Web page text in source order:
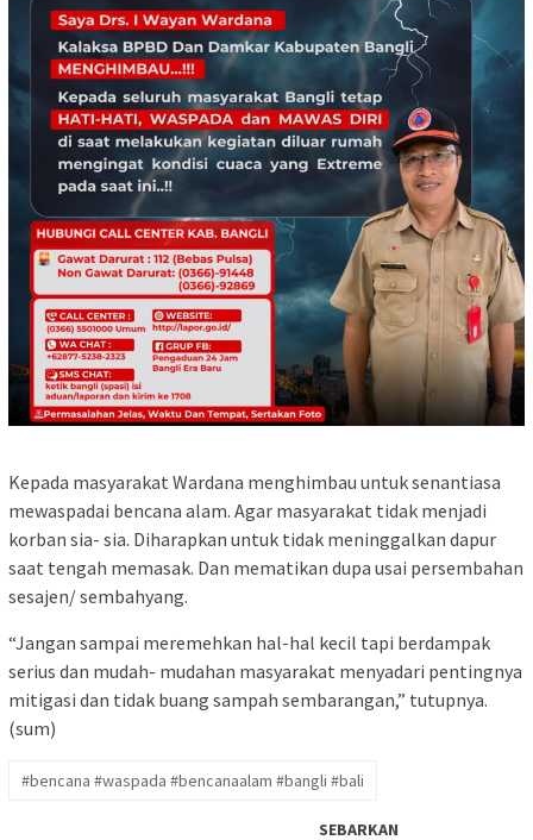
Kepada masyarakat Wardana menghimbau untuk senantiasa
mewaspadai bencana alam. Agar masyarakat tidak menjadi
korban sia- sia. Diharapkan untuk tidak meninggalkan dapur
saat tengah memasak. Dan mematikan dupa usai persembahan
sesajen/ sembahyang.
“Jangan sampai meremehkan hal-hal kecil tapi berdampak
serius dan mudah- mudahan masyarakat menyadari pentingnya
mitigasi dan tidak buang sampah sembarangan,” tutupnya.
(sum)
#bencana #waspada #bencanaalam #bangli #bali
SEBARKAN